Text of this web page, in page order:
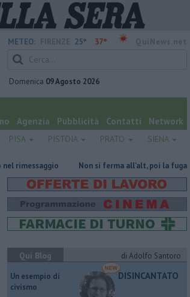
METEO: 25° 37°
Domenica 09 Agosto 2026
Agenzia Pubblicità Contatti Network
PISA PISTOIA PRATO SIENA
Non si ferma all'alt, poi la fuga a tutta velocità
Qui Blog
di Adolfo Santoro
​Un esempio di
civismo
DISINCANTATO